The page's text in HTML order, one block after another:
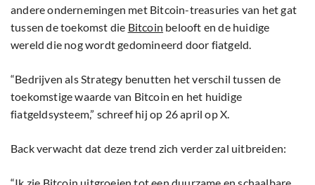
andere ondernemingen met Bitcoin-treasuries van het gat
tussen de toekomst die Bitcoin belooft en de huidige
wereld die nog wordt gedomineerd door fiatgeld.
“Bedrijven als Strategy benutten het verschil tussen de
toekomstige waarde van Bitcoin en het huidige
fiatgeldsysteem,” schreef hij op 26 april op X.
Back verwacht dat deze trend zich verder zal uitbreiden: